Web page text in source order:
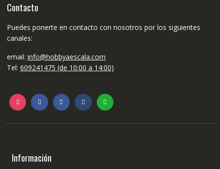
Contacto
Puedes ponerte en contacto con nosotros por los siguientes
canales:
email: info@hobbyaescala.com
Tel: 609241475 (de 10:00 a 14:00)
Información